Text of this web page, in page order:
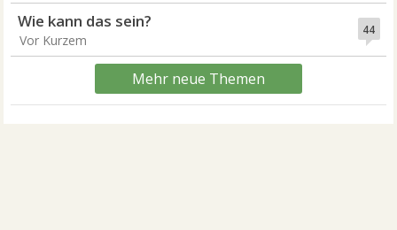
44
Wie kann das sein?
Vor Kurzem
Mehr neue Themen